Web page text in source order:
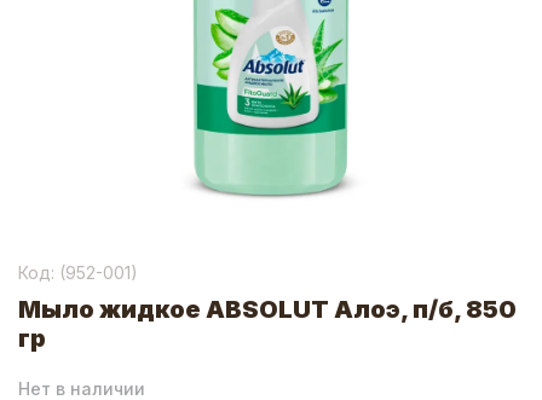
Код: (952-001)
Мыло жидкое ABSOLUT Алоэ, п/б, 850
гр
Нет в наличии